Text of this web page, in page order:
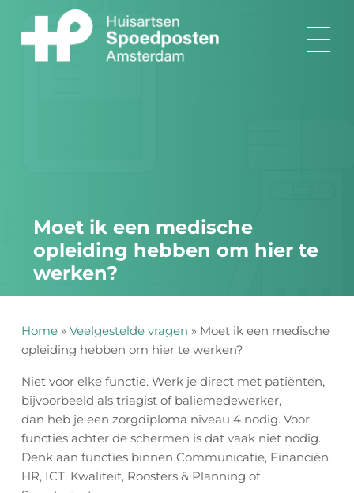
inhoud
Moet ik een medische
opleiding hebben om hier te
werken?
Home» Veelgestelde vragen » Moet ik een medische
opleiding hebben om hier te werken?
Niet voor elke functie. Werk je direct met patiënten,
bijvoorbeeld als triagist of baliemedewerker,
dan heb je een zorgdiploma niveau 4 nodig. Voor
functies achter de schermen is dat vaak niet nodig.
Denk aan functies binnen Communicatie, Financiën,
HR, ICT, Kwaliteit, Roosters & Planning of